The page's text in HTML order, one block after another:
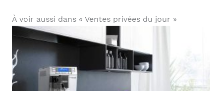
À voir aussi dans « Ventes privées du jour »